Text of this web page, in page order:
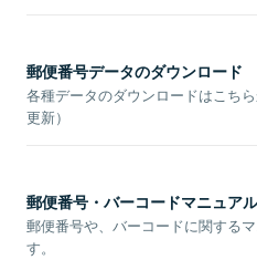
郵便番号データのダウンロード
各種データのダウンロードはこち
更新）
郵便番号・バーコードマニュアル
郵便番号や、バーコードに関する
す。